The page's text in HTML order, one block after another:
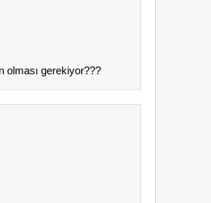
olması gerekiyor???